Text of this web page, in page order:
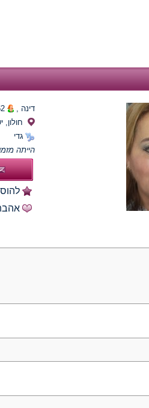
דינה ,
חולון,
גדי
הייתה